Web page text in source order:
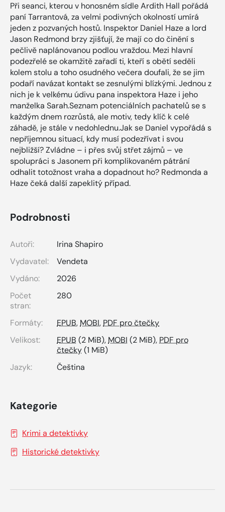
Při seanci, kterou v honosném sídle Ardith Hall pořádá
paní Tarrantová, za velmi podivných okolností umírá
jeden z pozvaných hostů. Inspektor Daniel Haze a lord
Jason Redmond brzy zjišťují, že mají co do činění s
pečlivě naplánovanou podlou vraždou. Mezi hlavní
podezřelé se okamžitě zařadí ti, kteří s obětí seděli
kolem stolu a toho osudného večera doufali, že se jim
podaří navázat kontakt se zesnulými blízkými. Jednou z
nich je k velkému údivu pana inspektora Haze i jeho
manželka Sarah.Seznam potenciálních pachatelů se s
každým dnem rozrůstá, ale motiv, tedy klíč k celé
záhadě, je stále v nedohlednu.Jak se Daniel vypořádá s
nepříjemnou situací, kdy musí podezřívat i svou
nejbližší? Zvládne – i přes svůj střet zájmů – ve
spolupráci s Jasonem při komplikovaném pátrání
odhalit totožnost vraha a dopadnout ho? Redmonda a
Haze čeká další zapeklitý případ.
Podrobnosti
Autoři:
Irina Shapiro
Vydavatel:
Vendeta
Vydáno:
2026
Počet
stran:
280
Formáty: EPUB,MOBI,PDF pro čtečky
Velikost:
EPUB (2 MiB),MOBI (2 MiB),PDF pro
čtečky(1 MiB)
Jazyk:
Čeština
Kategorie
Krimi a detektivky
Historické detektivky